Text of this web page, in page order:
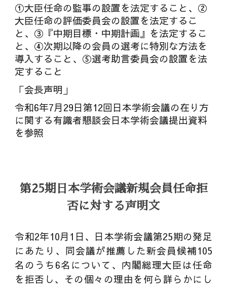
①大臣任命の監事の設置を法定すること、②
大臣任命の評価委員会の設置を法定するこ
と、③『中期目標・中期計画』を法定するこ
と、④次期以降の会員の選考に特別な方法を
導入すること、⑤選考助言委員会の設置を法
定すること
「会長声明」
令和6年7月29日第12回日本学術会議の在り方
に関する有識者懇談会日本学術会議提出資料
を参照
第25期日本学術会議新規会員任命拒
否に対する声明文
令和2年10月1日、日本学術会議第25期の発足
にあたり、同会議が推薦した新会員候補105
名のうち6名について、内閣総理大臣は任命
を拒否し、その個々の理由を何ら詳らかにし